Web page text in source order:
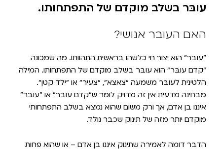
עובּר בשלב מוקדם של התפתחותו.
האם העובר אנושי?
״עובּר״ הוא יצור חי כלשהו בראשית התהוותו. מה שמכונה
״קדם עובּר״ הוא עובּר בשלב מוקדם של התפתחותו. המילה
הלטינית לעובּר משמעה ״צאצא״, ״צעיר״ או ״ילד קטן״.
מבחינה מדעית אין זה מדויק לומר ש״קדם עובּר״ או ״עובּר״
איננו בן אדם, אך ורק משום שהוא נמצא בשלב התפתחותי
מוקדם יותר מזה של תינוק שכבר נולד.
הדבר דומה לאמירה שתינוק איננו בן אדם – או שהוא פחות